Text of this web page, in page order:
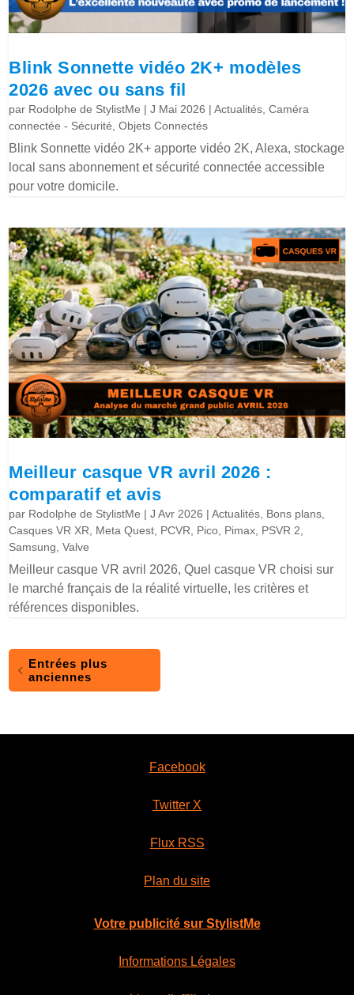
Blink Sonnette vidéo 2K+ modèles
2026 avec ou sans fil
par Rodolphe de StylistMe |J Mai 2026 |Actualités ,Caméra
connectée - Sécurité ,Objets Connectés
Blink Sonnette vidéo 2K+ apporte vidéo 2K, Alexa, stockage
local sans abonnement et sécurité connectée accessible
pour votre domicile.
Meilleur casque VR avril 2026 :
comparatif et avis
par Rodolphe de StylistMe |J Avr 2026 |Actualités Bons plans
Casques VR XR
Meta Quest PCVR Pico Pimax PSVR 2
Samsung ,Valve
Meilleur casque VR avril 2026, Quel casque VR choisi sur
le marché français de la réalité virtuelle, les critères et
références disponibles.
Entrées plus
anciennes
Facebook
Twitter X
Flux RSS
Plan du site
Votre publicité sur StylistMe
Informations Légales